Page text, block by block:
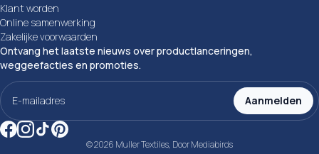
Klant worden
Online samenwerking
Zakelijke voorwaarden
Ontvang het laatste nieuws over productlanceringen,
weggeefacties en promoties.
E-
mailadres
(Vereist)
Aanmelden
© 2026 Muller Textiles, DoorMediabirds